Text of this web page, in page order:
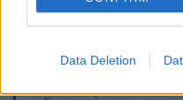
Data Deletion
ΕΘΝΟΣ θα παρεμβαίνει και